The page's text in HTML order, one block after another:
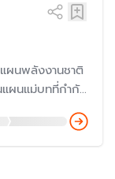
ผนพลังงานชาติ
ผนแม่บทที่กำกับ
ศ โดยมีผู้รับผิด
นพ.) กระทรวง
แผน คือ แผน
ละแผน Oil